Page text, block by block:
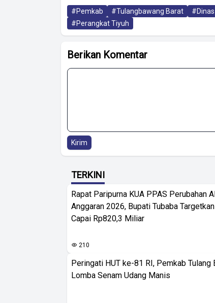
#Pemkab #Tulangbawang Barat #Dinas
#Perangkat Tiyuh
Berikan Komentar
Kirim
TERKINI
Rapat Paripurna KUA PPAS Perubahan
Anggaran 2026, Bupati Tubaba
Capai Rp820,3 Miliar
210
Peringati HUT ke-81 RI, Pemkab Tulang
Lomba Senam Udang Manis